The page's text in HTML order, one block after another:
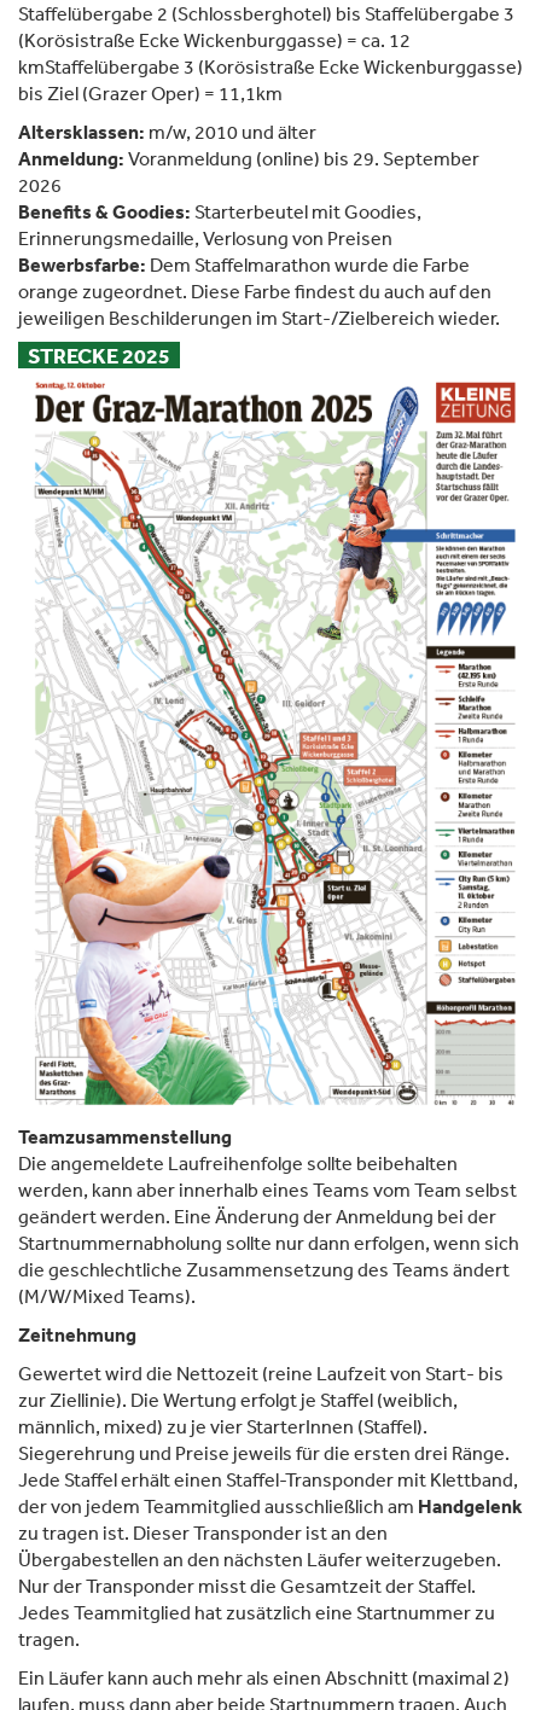
Staffelübergabe 2 (Schlossberghotel) bis Staffelübergabe 3
(Korösistraße Ecke Wickenburggasse) = ca. 12
kmStaffelübergabe 3 (Korösistraße Ecke Wickenburggasse)
bis Ziel (Grazer Oper) = 11,1km
Altersklassen: m/w, 2010 und älter
Anmeldung: Voranmeldung (online) bis 29. September
2026
Benefits & Goodies: Starterbeutel mit Goodies,
Erinnerungsmedaille, Verlosung von Preisen
Bewerbsfarbe: Dem Staffelmarathon wurde die Farbe
orange zugeordnet. Diese Farbe findest du auch auf den
jeweiligen Beschilderungen im Start-/Zielbereich wieder.
STRECKE 2025
Teamzusammenstellung
Die angemeldete Laufreihenfolge sollte beibehalten
werden, kann aber innerhalb eines Teams vom Team selbst
geändert werden. Eine Änderung der Anmeldung bei der
Startnummernabholung sollte nur dann erfolgen, wenn sich
die geschlechtliche Zusammensetzung des Teams ändert
(M/W/Mixed Teams).
Zeitnehmung
Gewertet wird die Nettozeit (reine Laufzeit von Start- bis
zur Ziellinie). Die Wertung erfolgt je Staffel (weiblich,
männlich, mixed) zu je vier StarterInnen (Staffel).
Siegerehrung und Preise jeweils für die ersten drei Ränge.
Jede Staffel erhält einen Staffel-Transponder mit Klettband,
der von jedem Teammitglied ausschließlich am Handgelenk
zu tragen ist. Dieser Transponder ist an den
Übergabestellen an den nächsten Läufer weiterzugeben.
Nur der Transponder misst die Gesamtzeit der Staffel.
Jedes Teammitglied hat zusätzlich eine Startnummer zu
tragen.
Ein Läufer kann auch mehr als einen Abschnitt (maximal 2)
laufen, muss dann aber beide Startnummern tragen. Auch